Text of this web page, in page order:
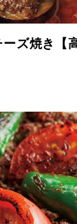
ズ焼き【